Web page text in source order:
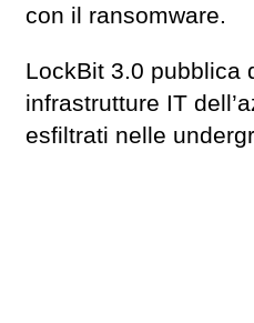
con il ransomware.
LockBit 3.0 pubblica
infrastrutture IT
esfiltrati nelle